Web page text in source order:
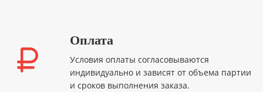
Оплата
Условия оплаты согласовываются
индивидуально и зависят от объема партии
и сроков выполнения заказа.